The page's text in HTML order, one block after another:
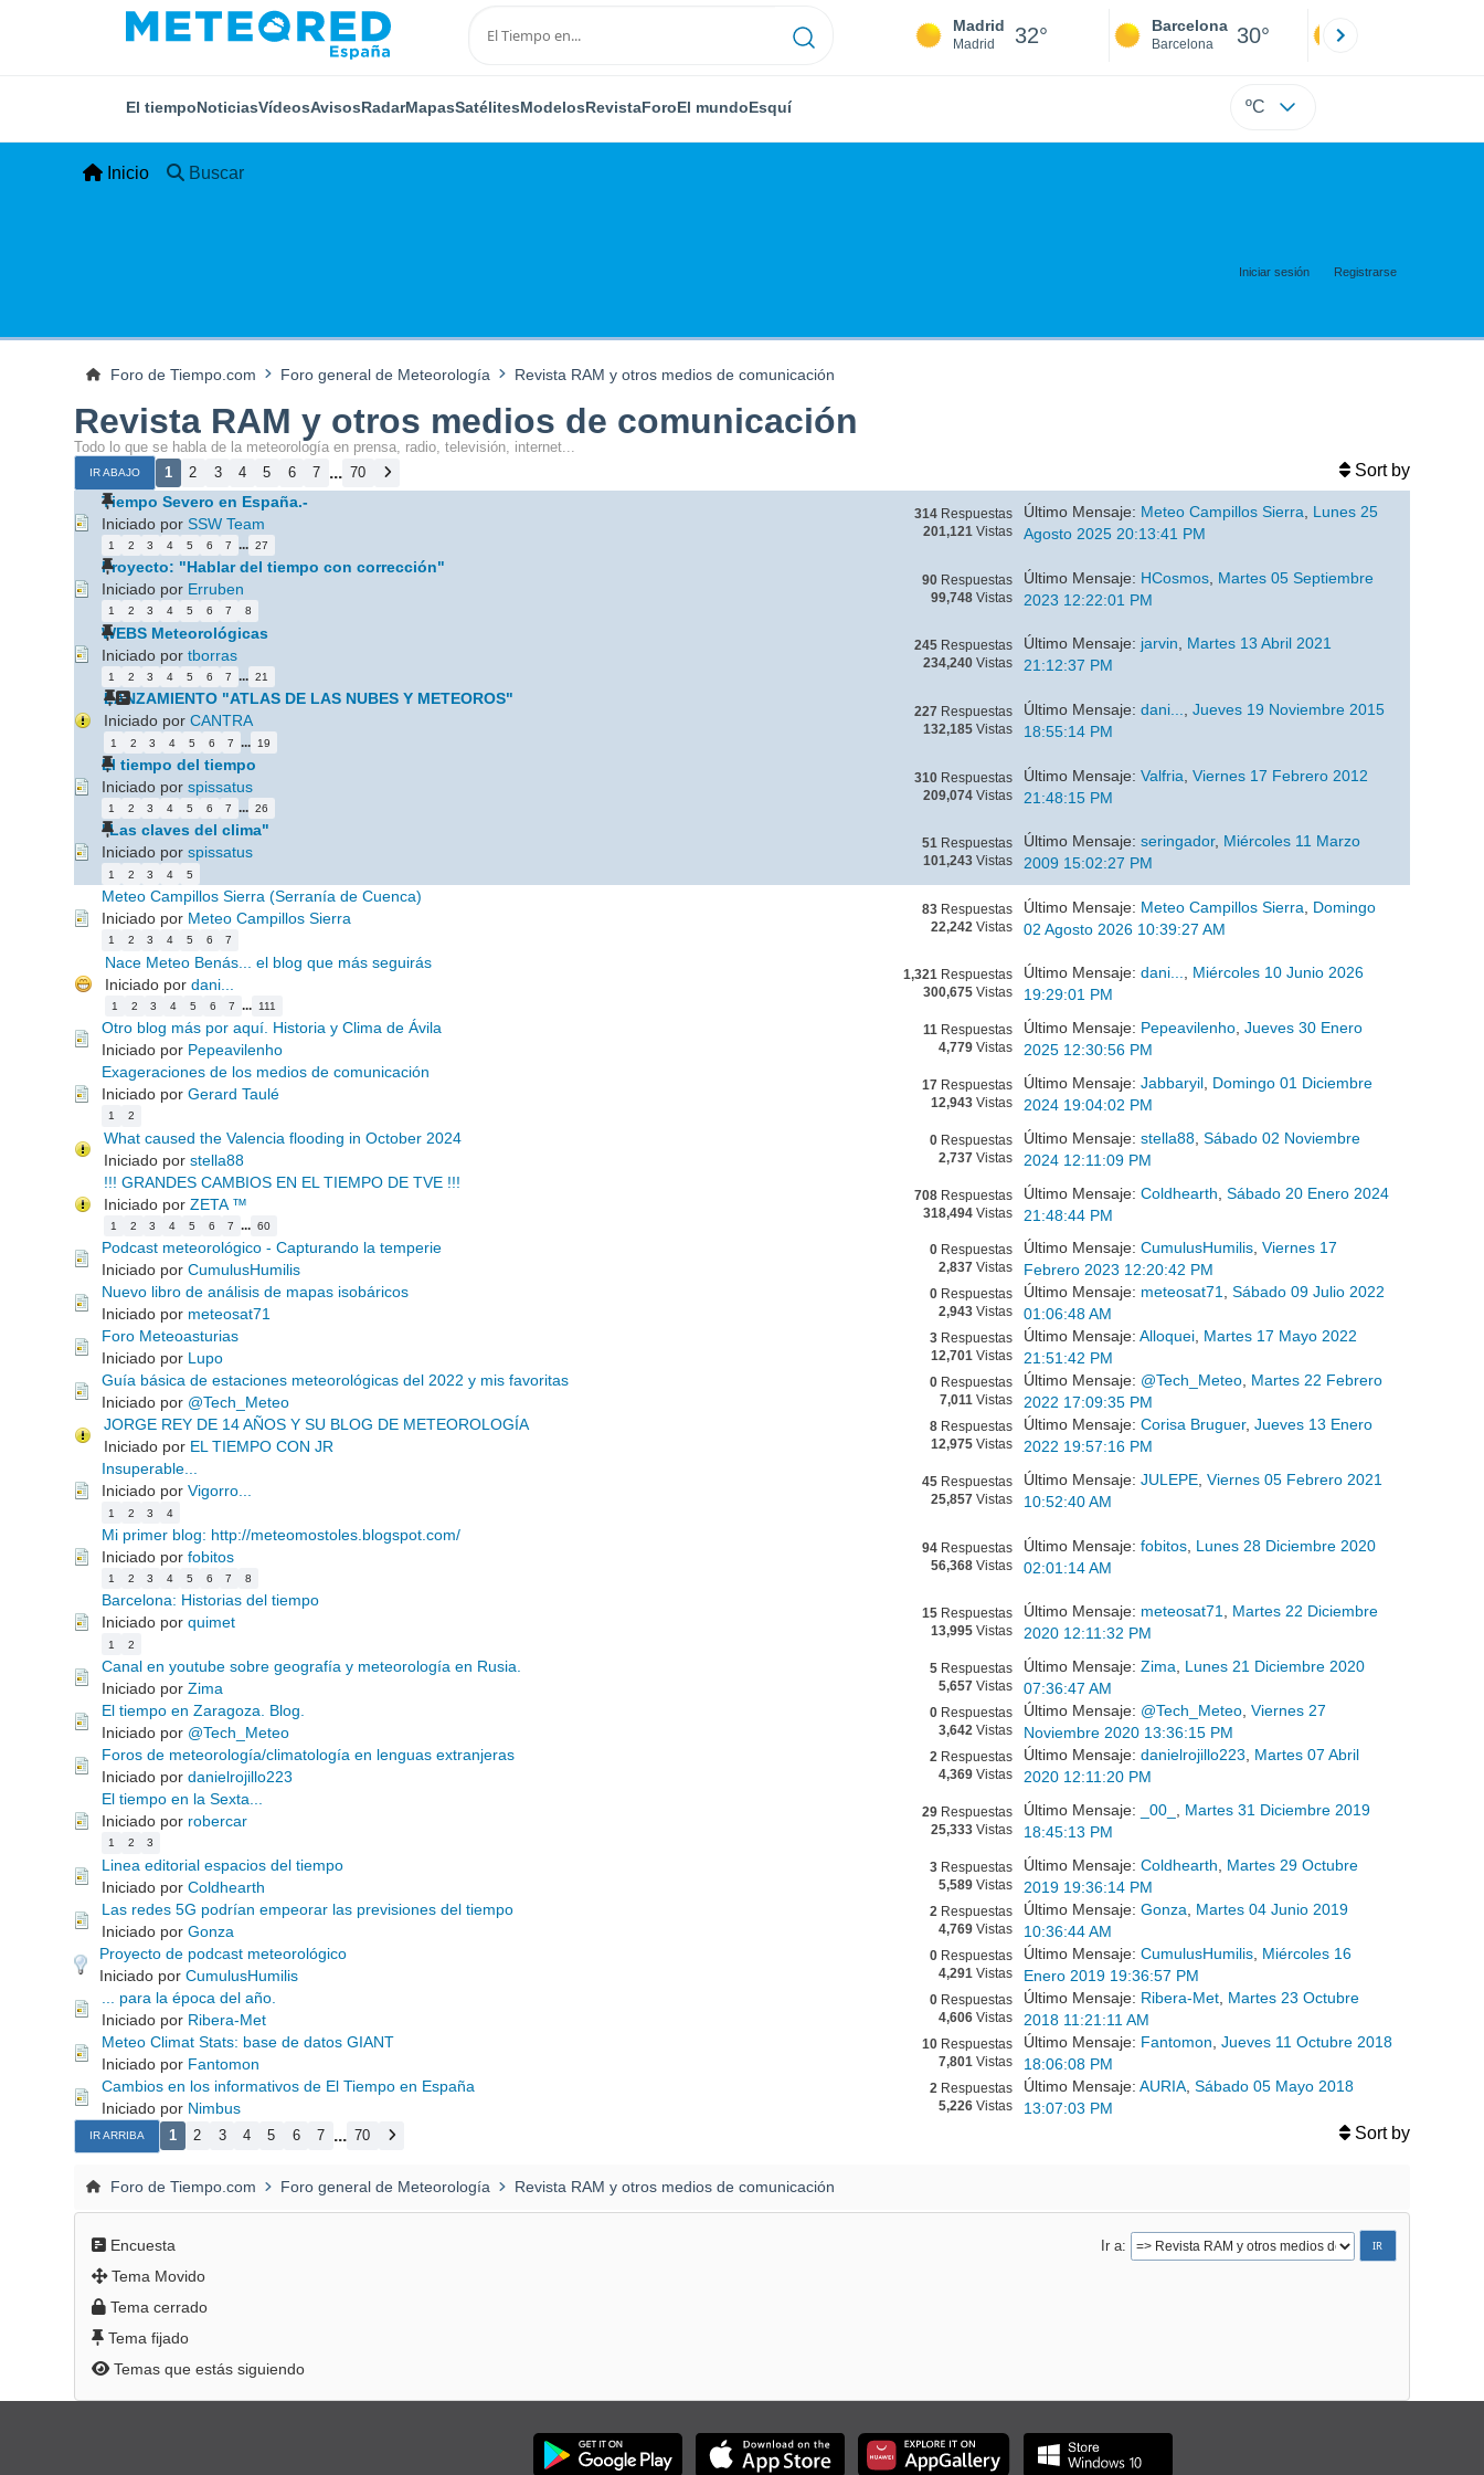
Madrid
Madrid 32° Barcelona
Barcelona 30°
El tiempoNoticiasVídeosAvisosRadarMapasSatélitesModelosRevistaForoEl mundoEsquí ºC
Inicio Buscar
Iniciar sesión Registrarse
Foro de Tiempo.com Foro general de Meteorología Revista RAM y otros medios de comunicación
Revista RAM y otros medios de comunicación
Todo lo que se habla de la meteorología en prensa, radio, televisión, internet...
IR ABAJO 1 2 3 4 5 6 7 ... 70 Sort by
Tiempo Severo en España.-
Iniciado por SSW Team
1 2 3 4 5 6 7 ... 27
314Respuestas
201,121 Vistas
Último Mensaje: Meteo Campillos Sierra, Lunes 25
Agosto 2025 20:13:41 PM
Proyecto: "Hablar del tiempo con corrección"
Iniciado por Erruben
1 2 3 4 5 6 7 8
90Respuestas
99,748Vistas
Último Mensaje: HCosmos Martes 05 Septiembre
2023 12:22:01 PM
WEBS Meteorológicas
Iniciado por tborras
1 2 3 4 5 6 7 ... 21
245Respuestas
234,240Vistas
Último Mensaje: jarvin, Martes 13 Abril 2021
21:12:37 PM
LANZAMIENTO "ATLAS DE LAS NUBES Y METEOROS"
Iniciado por CANTRA
1 2 3 4 5 6 7 ... 19
227Respuestas
132,185Vistas
Último Mensaje:dani... ,Jueves 19 Noviembre 2015
18:55:14 PM
El tiempo del tiempo
Iniciado por spissatus
1 2 3 4 5 6 7 ... 26
310Respuestas
209,074Vistas
Último Mensaje:Valfria ,Viernes 17 Febrero 2012
21:48:15 PM
"Las claves del clima"
Iniciado por spissatus
1 2 3 4 5
51 Respuestas
101,243Vistas
Último Mensaje:seringador, Miércoles 11 Marzo
2009 15:02:27 PM
Meteo Campillos Sierra (Serranía de Cuenca)
Iniciado por Meteo Campillos Sierra
1 2 3 4 5 6 7
83Respuestas
22,242 Vistas
Último Mensaje: Meteo Campillos Sierra
Domingo
02 Agosto 2026 10:39:27 AM
Nace Meteo Benás... el blog que más seguirás
Iniciado por dani...
1 2 3 4 5 6 7 ... 111
1,321 Respuestas
300,675Vistas
Último Mensaje:dani..., Miércoles 10 Junio 2026
19:29:01 PM
Otro blog más por aquí. Historia y Clima de Ávila
Iniciado por Pepeavilenho
11 Respuestas
4,779Vistas
Último Mensaje: Pepeavilenho ,Jueves 30 Enero
2025 12:30:56 PM
Exageraciones de los medios de comunicación
Iniciado por Gerard Taulé
1 2
17Respuestas
12,943Vistas
Último Mensaje:Jabbaryil Domingo 01 Diciembre
2024 19:04:02 PM
What caused the Valencia flooding in October 2024
Iniciado por stella88
0Respuestas
2,737Vistas
Último Mensaje:stella88 ,Sábado 02 Noviembre
2024 12:11:09 PM
!!! GRANDES CAMBIOS EN EL TIEMPO DE TVE !!!
Iniciado por ZETA ™
1 2 3 4 5 6 7 ... 60
708Respuestas
318,494Vistas
Último Mensaje:Coldhearth ,Sábado 20 Enero 2024
21:48:44 PM
Podcast meteorológico - Capturando la temperie
Iniciado por CumulusHumilis
0Respuestas
2,837 Vistas
Último Mensaje:CumulusHumilis,Viernes 17
Febrero 2023 12:20:42 PM
Nuevo libro de análisis de mapas isobáricos
Iniciado por meteosat71
0Respuestas
2,943Vistas
Último Mensaje: meteosat71,Sábado 09 Julio 2022
01:06:48 AM
Foro Meteoasturias
Iniciado por Lupo
3Respuestas
12,701 Vistas
Último Mensaje:Alloquei, Martes 17 Mayo 2022
21:51:42 PM
Guía básica de estaciones meteorológicas del 2022 y mis favoritas
Iniciado por @Tech_Meteo
0Respuestas
7,011 Vistas
Último Mensaje: @Tech_Meteo, Martes 22 Febrero
2022 17:09:35 PM
JORGE REY DE 14 AÑOS Y SU BLOG DE METEOROLOGÍA
Iniciado por EL TIEMPO CON JR
8Respuestas
12,975Vistas
Último Mensaje:Corisa Bruguer,Jueves 13 Enero
2022 19:57:16 PM
Insuperable...
Iniciado por Vigorro...
1 2 3 4
45Respuestas
25,857Vistas
Último Mensaje:JULEPE ,Viernes 05 Febrero 2021
10:52:40 AM
Mi primer blog: http://meteomostoles.blogspot.com/
Iniciado por fobitos
1 2 3 4 5 6 7 8
94Respuestas
56,368Vistas
Último Mensaje:fobitos Lunes 28 Diciembre 2020
02:01:14 AM
Barcelona: Historias del tiempo
Iniciado por quimet
1 2
15Respuestas
13,995Vistas
Último Mensaje: meteosat71, Martes 22 Diciembre
2020 12:11:32 PM
Canal en youtube sobre geografía y meteorología en Rusia.
Iniciado por Zima
5Respuestas
5,657Vistas
Último Mensaje:Zima
Lunes 21 Diciembre 2020
07:36:47 AM
El tiempo en Zaragoza. Blog.
Iniciado por @Tech_Meteo
0Respuestas
3,642 Vistas
Último Mensaje: @Tech_Meteo ,Viernes 27
Noviembre 2020 13:36:15 PM
Foros de meteorología/climatología en lenguas extranjeras
Iniciado por danielrojillo223
2 Respuestas
4,369Vistas
Último Mensaje:danielrojillo223
Martes 07 Abril
2020 12:11:20 PM
El tiempo en la Sexta...
Iniciado por robercar
1 2 3
29Respuestas
25,333Vistas
Último Mensaje: _00_
Martes 31 Diciembre 2019
18:45:13 PM
Linea editorial espacios del tiempo
Iniciado por Coldhearth
3Respuestas
5,589Vistas
Último Mensaje:Coldhearth
Martes 29 Octubre
2019 19:36:14 PM
Las redes 5G podrían empeorar las previsiones del tiempo
Iniciado por Gonza
2 Respuestas
4,769Vistas
Último Mensaje:Gonza
Martes 04 Junio 2019
10:36:44 AM
Proyecto de podcast meteorológico
Iniciado por CumulusHumilis
0Respuestas
4,291 Vistas
Último Mensaje:CumulusHumilis Miércoles 16
Enero 2019 19:36:57 PM
... para la época del año.
Iniciado por Ribera-Met
0Respuestas
4,606Vistas
Último Mensaje: Ribera-Met Martes 23 Octubre
2018 11:21:11 AM
Meteo Climat Stats: base de datos GIANT
Iniciado por Fantomon
10Respuestas
7,801 Vistas
Último Mensaje: Fantomon ,Jueves 11 Octubre 2018
18:06:08 PM
Cambios en los informativos de El Tiempo en España
Iniciado por Nimbus
2 Respuestas
5,226Vistas
Último Mensaje:AURIA ,Sábado 05 Mayo 2018
13:07:03 PM
IR ARRIBA 1 2 3 4 5 6 7 ... 70 Sort by
Foro de Tiempo.com Foro general de Meteorología Revista RAM y otros medios de comunicación
Ir a
Encuesta
Tema Movido
Tema cerrado
Tema fijado
Temas que estás siguiendo